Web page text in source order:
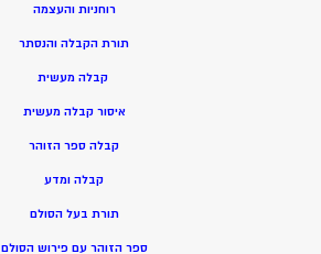
רוחניות והעצמה
תורת הקבלה והנסתר
קבלה מעשית
איסור קבלה מעשית
קבלה ספר הזוהר
קבלה ומדע
תורת בעל הסולם
ספר הזוהר עם פירוש הסולם